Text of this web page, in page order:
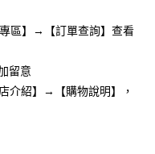
的支付方式。 讓您購物簡單
值。
帳。
將跳轉至「AFTEE先享後付」
區】→【訂單查詢】查看
留意
介紹】→【購物說明】，